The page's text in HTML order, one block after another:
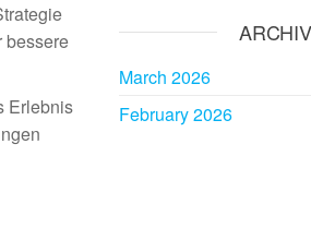
bessere
Erlebnis
ARCHIV
March 2026
February 2026